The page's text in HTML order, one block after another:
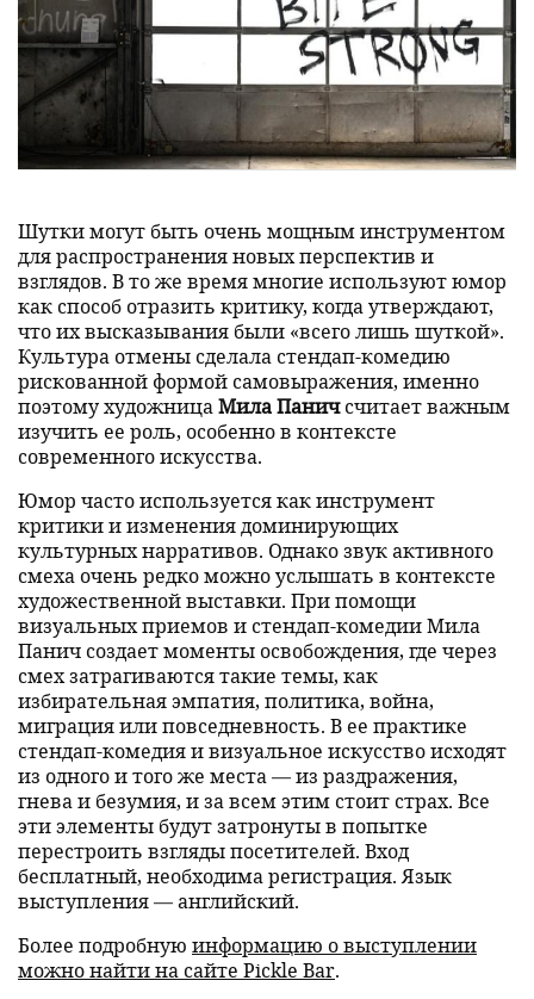
Шутки могут быть очень мощным инструментом
для распространения новых перспектив и
взглядов. В то же время многие используют юмор
как способ отразить критику, когда утверждают,
что их высказывания были «всего лишь шуткой».
Культура отмены сделала стендап-комедию
рискованной формой самовыражения, именно
поэтому художница Мила Паничсчитает важным
изучить ее роль, особенно в контексте
современного искусства.
Юмор часто используется как инструмент
критики и изменения доминирующих
культурных нарративов. Однако звук активного
смеха очень редко можно услышать в контексте
художественной выставки. При помощи
визуальных приемов и стендап-комедии Мила
Панич создает моменты освобождения, где через
смех затрагиваются такие темы, как
избирательная эмпатия, политика, война,
миграция или повседневность. В ее практике
стендап-комедия и визуальное искусство исходят
из одного и того же места — из раздражения,
гнева и безумия, и за всем этим стоит страх. Все
эти элементы будут затронуты в попытке
перестроить взгляды посетителей. Вход
бесплатный, необходима регистрация. Язык
выступления — английский.
Более подробную информацию о выступлении
можно найти на сайте Pickle Bar.